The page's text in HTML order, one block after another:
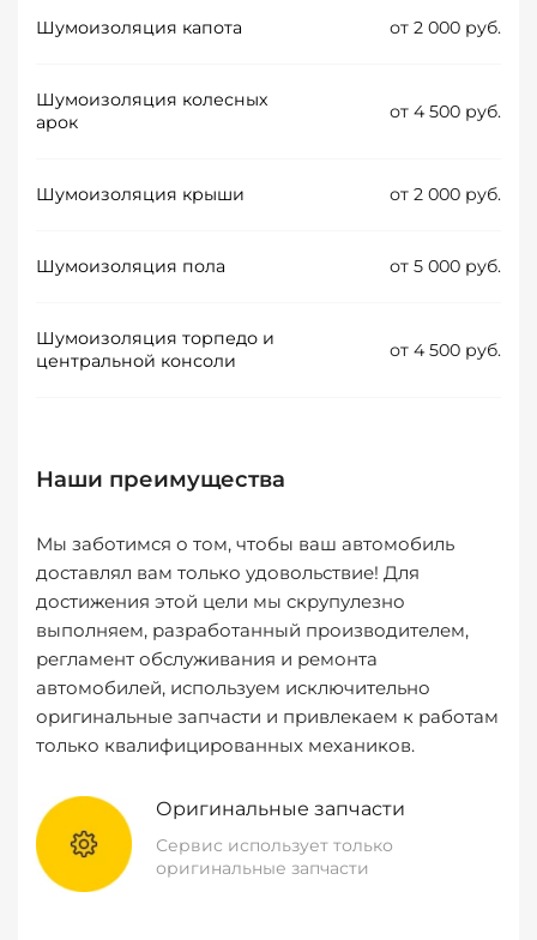
Шумоизоляция капота от 2 000 руб.
Шумоизоляция колесных
арок
от 4 500 руб.
Шумоизоляция крыши от 2 000 руб.
Шумоизоляция пола от 5 000 руб.
Шумоизоляция торпедо и
центральной консоли
от 4 500 руб.
Наши преимущества
Мы заботимся о том, чтобы ваш автомобиль
доставлял вам только удовольствие! Для
достижения этой цели мы скрупулезно
выполняем, разработанный производителем,
регламент обслуживания и ремонта
автомобилей, используем исключительно
оригинальные запчасти и привлекаем к работам
только квалифицированных механиков.
Оригинальные запчасти
Сервис использует только
оригинальные запчасти